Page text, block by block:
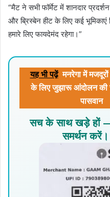
“मैट ने सभी फॉर्मेट में शानदार
और ब्रिस्बेन हीट के लिए कई
हमारे लिए फायदेमंद रहेगा।”
यह भी पढ़ें मनरेगा में
के लिए जुझारू आंदोलन की
पासवान
सच के साथ खड़े हों —
समर्थन